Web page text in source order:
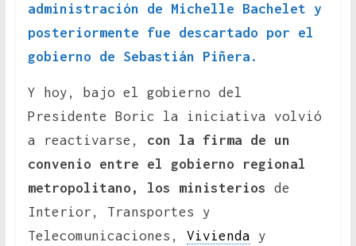
administración de Michelle Bachelet y
posteriormente fue descartado por el
gobierno de Sebastián Piñera.
Y hoy, bajo el gobierno del
Presidente Boric la iniciativa volvió
a reactivarse,
con la firma de un
convenio entre el gobierno regional
metropolitano, los ministerios de
Interior, Transportes y
Telecomunicaciones, Vivienda y